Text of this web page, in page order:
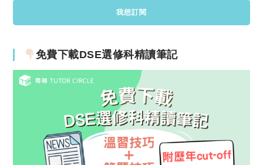
免費下載DSE選修科精讀筆記